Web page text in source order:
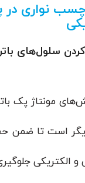
چسب نواری در
مونتاژ پک
است تا ضمن
الکتریکی